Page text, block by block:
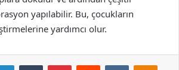
yapılabilir. Bu, çocukların
yardımcı olur.
LinkedInTumblr PinterestReddit VKontakte